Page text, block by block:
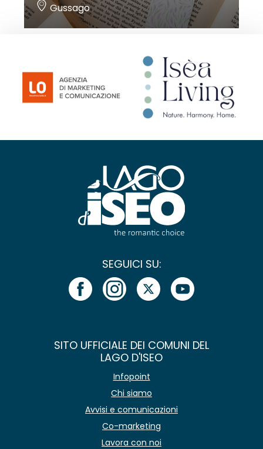
Gussago
SEGUICI SU:
SITO UFFICIALE DEI COMUNI DEL
LAGO D'ISEO
Infopoint
Chi siamo
Avvisi e comunicazioni
Co-marketing
Lavora con noi